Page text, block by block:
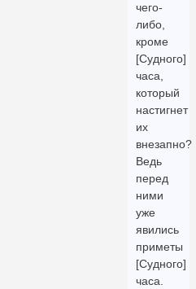
чего-
либо,
кроме
[Судного]
часа,
который
настигнет
их
внезапно?
Ведь
перед
ними
уже
явились
приметы
[Судного]
часа.